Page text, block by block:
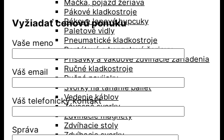
Mačka, pojazd žeriava
Pákové kladkostroje
Pákove lanové hupcuky
Paletové vidly
Pneumatické kladkostroje
Portálové a konzolové žeriavy
Prísavky a Vakuové zdvíhacie zariadenia
Ručné kladkostroje
Ručné navijaky
Svorky na ťahanie paliet
Vedenie káblov
Závesné svorky
Zdvíhacie magnety
Zdvíhacie stoly
Zdvíhacie svorky
Vyžiadať cenovú ponuku
Vaše meno
Váš email
Váš telefonický kontakt
Správa